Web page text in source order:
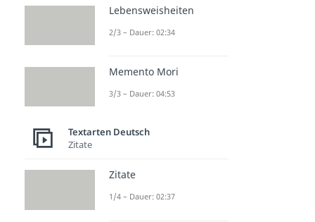
Lebensweisheiten
2/3 – Dauer: 02:34
Memento Mori
3/3 – Dauer: 04:53
Textarten Deutsch
Zitate
Zitate
1/4 – Dauer: 02:37